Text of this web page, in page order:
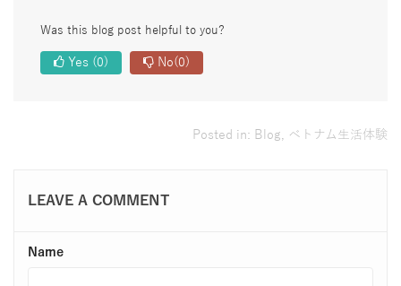
Was this blog post helpful to you?
Yes (0) No(0)
Posted in: Blog, ベトナム生活体験
LEAVE A COMMENT
Name